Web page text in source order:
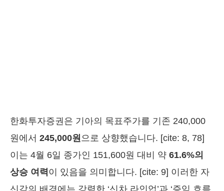
한화투자증권은 기아의 목표주가를 기존 240,000
원에서 245,000원으로 상향했습니다. [cite: 8, 78]
이는 4월 6일 종가인 151,600원 대비 약 61.6%의
상승 여력 이 있음을 의미합니다. [cite: 9] 이러한 자